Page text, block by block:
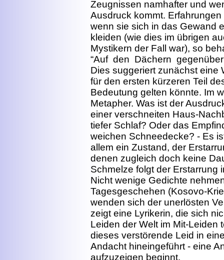
Zeugnissen namhafter und
Ausdruck kommt.
wenn sie sich in das Gewand
kleiden (wie dies im übrigen
Mystikern der Fall war), so
“Auf den Dächern
Dies suggeriert zunächst eine
für den ersten kürzeren Teil
Bedeutung gelten könnte. Im
Metapher. Was ist der
einer verschneiten Haus-
tiefer Schlaf? Oder das
weichen Schneedecke? - Es
allem ein Zustand, der
denen zugleich doch keine
Schmelze folgt der Erstarrung
Nicht wenige Gedichte
Tagesgeschehen (Kosovo-
wenden sich der unerlösten
zeigt eine Lyrikerin, die sich
Leiden der Welt im Mit-Leiden
dieses verstörende Leid in
Andacht hineingeführt - eine
aufzuzeigen beginnt.